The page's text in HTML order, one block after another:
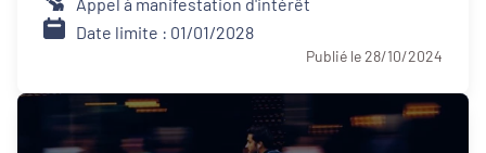
Date limite : 01/01/2028
Publié le 28/10/2024